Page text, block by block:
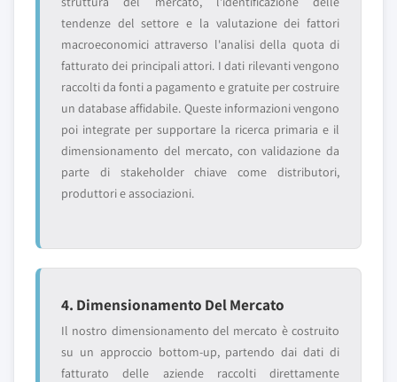
tendenze del settore e la valutazione dei fattori
macroeconomici attraverso l'analisi della quota di
fatturato dei principali attori. I dati rilevanti vengono
raccolti da fonti a pagamento e gratuite per costruire
un database affidabile. Queste informazioni vengono
poi integrate per supportare la ricerca primaria e il
dimensionamento del mercato, con validazione da
parte di stakeholder chiave come distributori,
produttori e associazioni.
4. Dimensionamento Del Mercato
Il nostro dimensionamento del mercato è costruito
su un approccio bottom-up, partendo dai dati di
fatturato delle aziende raccolti direttamente